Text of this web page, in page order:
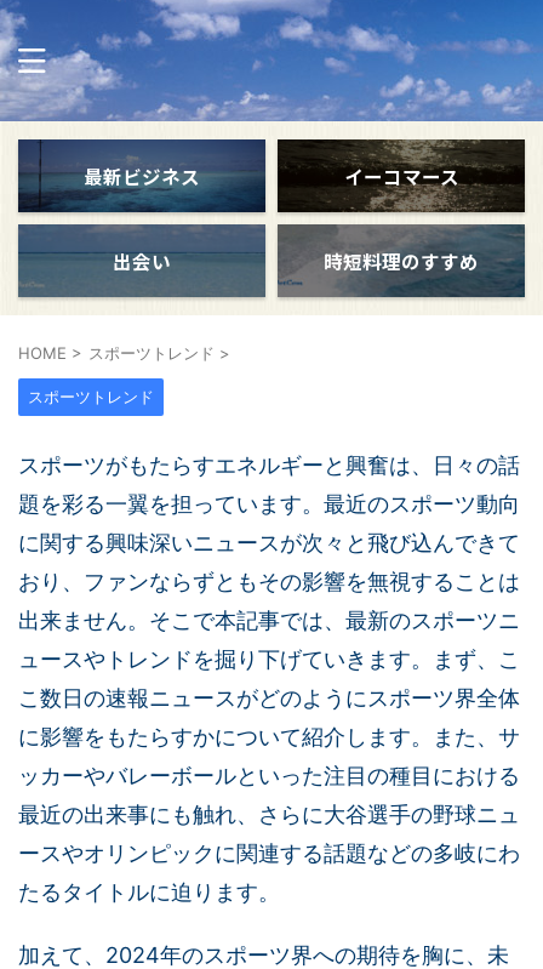
最新ビジネス イーコマース
出会い 時短料理のすすめ
HOME > スポーツトレンド >
スポーツトレンド
スポーツがもたらすエネルギーと興奮は、日々の話
題を彩る一翼を担っています。最近のスポーツ動向
に関する興味深いニュースが次々と飛び込んできて
おり、ファンならずともその影響を無視することは
出来ません。そこで本記事では、最新のスポーツニ
ュースやトレンドを掘り下げていきます。まず、こ
こ数日の速報ニュースがどのようにスポーツ界全体
に影響をもたらすかについて紹介します。また、サ
ッカーやバレーボールといった注目の種目における
最近の出来事にも触れ、さらに大谷選手の野球ニュ
ースやオリンピックに関連する話題などの多岐にわ
たるタイトルに迫ります。
加えて、2024年のスポーツ界への期待を胸に、未